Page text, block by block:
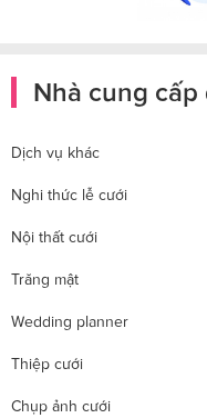
Nhà cung
Dịch vụ khác
Nghi thức lễ cưới
Nội thất cưới
Trăng mật
Wedding planner
Thiệp cưới
Chụp ảnh cưới